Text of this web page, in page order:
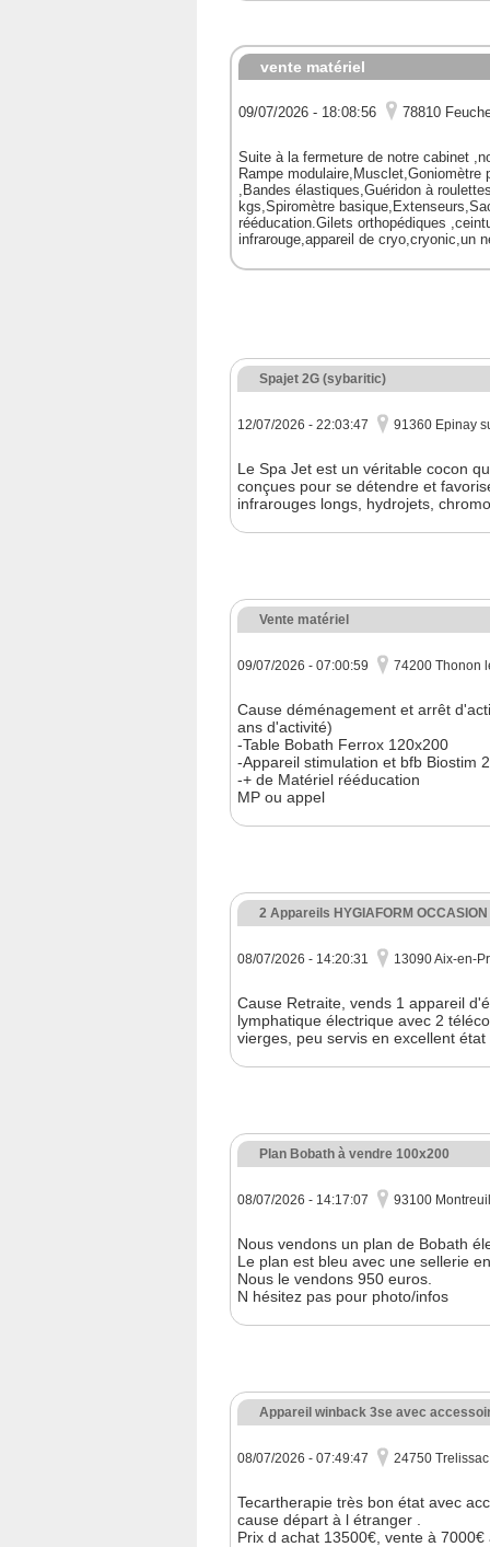
vente matériel
09/07/2026 - 18:08:56 78810
Suite à la fermeture de notre cabinet
Rampe
,Bandes élastiques,Guéridon à
kgs,Spiromètre
rééducation.Gilets orthopédiques
infrarouge,appareil de cryo,cryonic,un
Spajet 2G (sybaritic)
12/07/2026 - 22:03:47 91360 Epinay
Le Spa Jet est un véritable cocon
conçues pour se détendre et
infrarouges longs, hydrojets,
Vente matériel
09/07/2026 - 07:00:59 74200 Thonon
Cause déménagement et arrêt
ans d'activité)
-Table Bobath Ferrox 120x200
-Appareil stimulation et bfb Biostim
-+ de Matériel rééducation
MP ou appel
2 Appareils HYGIAFORM OCCASION
08/07/2026 - 14:20:31 13090 Aix-en-
Cause Retraite, vends 1 appareil
lymphatique électrique avec 2
vierges, peu servis en excellent
Plan Bobath à vendre 100x200
08/07/2026 - 14:17:07 93100 Montreuil
Nous vendons un plan de Bobath
Le plan est bleu avec une sellerie
Nous le vendons 950 euros.
N hésitez pas pour photo/infos
Appareil winback 3se avec
08/07/2026 - 07:49:47 24750 Trelissac
Tecartherapie très bon état avec
cause départ à l étranger .
Prix d achat 13500€, vente à